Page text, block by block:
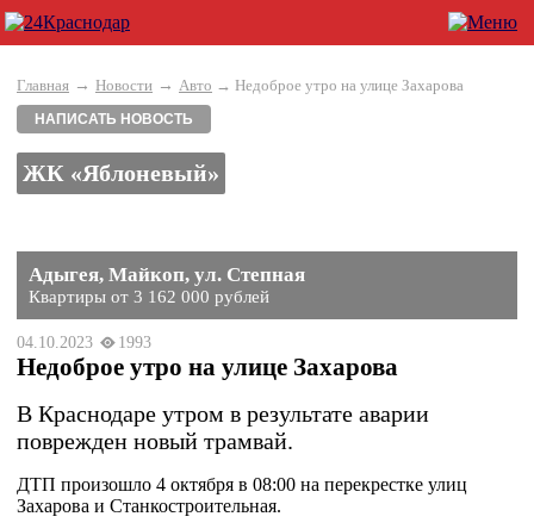
Главная → Новости → Авто → Недоброе утро на улице Захарова
НАПИСАТЬ НОВОСТЬ
ЖК «Яблоневый»
Адыгея, Майкоп, ул. Степная
Квартиры от 3 162 000 рублей
04.10.2023 1993
Недоброе утро на улице Захарова
В Краснодаре утром в результате аварии
поврежден новый трамвай.
ДТП произошло 4 октября в 08:00 на перекрестке улиц
Захарова и Станкостроительная.